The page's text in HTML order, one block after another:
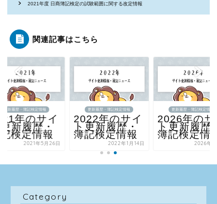
2021年度 日商簿記検定の試験範囲に関する改定情報
関連記事はこちら
更新履歴・簿記検定情報
年のサイ
新履歴・
検定情報
2021年5月26日
更新履歴・簿記検定情報
2022年のサイ
ト更新履歴・
簿記検定情報
2022年1月14日
更新履歴・簿記検定情報
2026年の
ト更新履歴
簿記検定情
2026年2
Category